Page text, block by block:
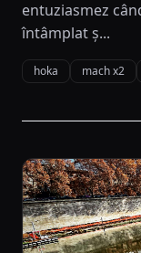
entuziasmez
întâmplat ș...
hoka mach x2